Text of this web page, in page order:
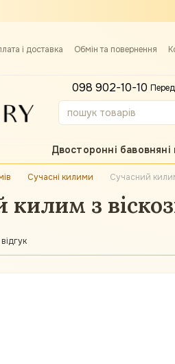
і доставка Обмін та повернення
098 902-10-10
Двосторонні
Сучасні килими Сучасний
килим з